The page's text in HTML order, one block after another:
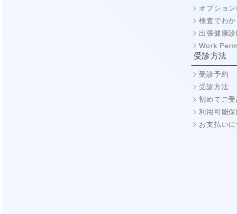
オプショ
検査でわ
出張健康
Work
受診方法
受診予約
受診方法
初めてご
利用可能保
お支払い